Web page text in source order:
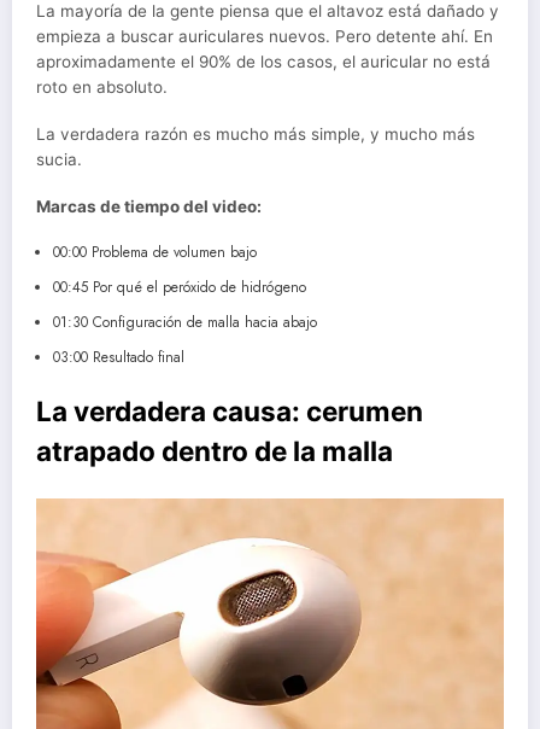
La mayoría de la gente piensa que el altavoz está dañado y
empieza a buscar auriculares nuevos. Pero detente ahí. En
aproximadamente el 90% de los casos, el auricular no está
roto en absoluto.
La verdadera razón es mucho más simple, y mucho más
sucia.
Marcas de tiempo del video:
00:00 Problema de volumen bajo
00:45 Por qué el peróxido de hidrógeno
01:30 Configuración de malla hacia abajo
03:00 Resultado final
La verdadera causa: cerumen
atrapado dentro de la malla